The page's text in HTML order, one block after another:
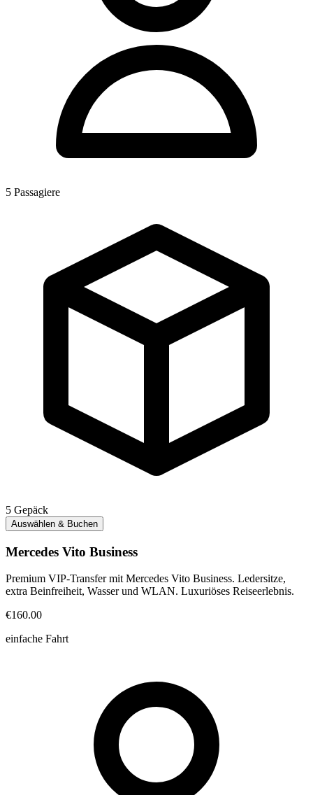
5 Passagiere
5 Gepäck
Auswählen & Buchen
Mercedes Vito Business
Premium VIP-Transfer mit Mercedes Vito Business. Ledersitze,
extra Beinfreiheit, Wasser und WLAN. Luxuriöses Reiseerlebnis.
€160.00
einfache Fahrt